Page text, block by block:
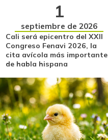
1
septiembre de 2026
Cali será epicentro del XXII
Congreso Fenavi 2026, la
cita avícola más importante
de habla hispana